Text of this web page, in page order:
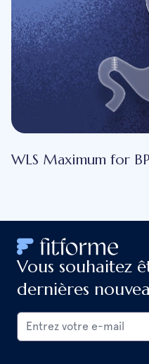
WLS Maximum for
Vous souhaitez
dernières